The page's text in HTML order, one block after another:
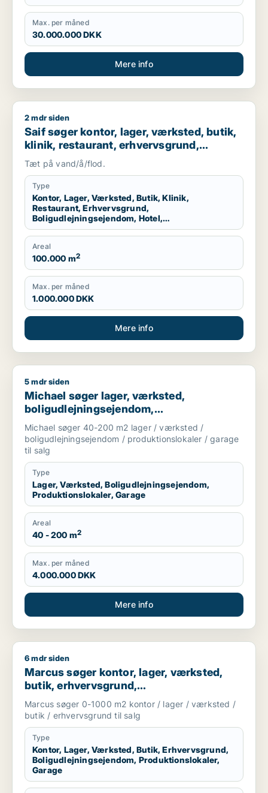
Max. per måned
30.000.000 DKK
Mere info
Saif søger kontor, lager, værksted, butik, klinik, restaurant,
2 mdr siden
Saif søger kontor, lager, værksted, butik,
klinik, restaurant, erhvervsgrund,
boligudlejningsejendom, hotel,
produktionslokaler eller garage til salg i
Storkøbenhavn
Tæt på vand/å/flod.
Type
Kontor, Lager, Værksted, Butik, Klinik,
Restaurant, Erhvervsgrund,
Boligudlejningsejendom, Hotel,
Produktionslokaler, Garage
Areal
100.000 m2
Max. per måned
1.000.000 DKK
Mere info
Michael søger lager, værksted, boligudlejningsejendom,
5 mdr siden
Michael søger lager, værksted,
boligudlejningsejendom,
produktionslokaler eller garage til salg i
København K, Vesterbro eller Amager
Michael søger 40-200 m2 lager / værksted /
boligudlejningsejendom / produktionslokaler / garage
til salg
Type
Lager, Værksted, Boligudlejningsejendom,
Produktionslokaler, Garage
Areal
40 - 200 m2
Max. per måned
4.000.000 DKK
Mere info
Marcus søger kontor, lager, værksted, butik,
6 mdr siden
Marcus søger kontor, lager, værksted,
butik, erhvervsgrund,
boligudlejningsejendom,
produktionslokaler eller garage til salg i
Storkøbenhavn
Marcus søger 0-1000 m2 kontor / lager / værksted /
butik / erhvervsgrund til salg
Type
Kontor, Lager, Værksted, Butik, Erhvervsgrund,
Boligudlejningsejendom, Produktionslokaler,
Garage